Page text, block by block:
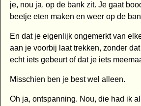
je, nou ja, op de bank zit. Je gaat
beetje eten maken en weer op de
En dat je eigenlijk ongemerkt van
aan je voorbij laat trekken, zonder
echt iets gebeurt of dat je iets
Misschien ben je best wel alleen.
Oh ja, ontspanning. Nou, die had ik